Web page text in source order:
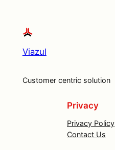
Viazul
Customer centric solution
Privacy
Privacy Policy
Contact Us